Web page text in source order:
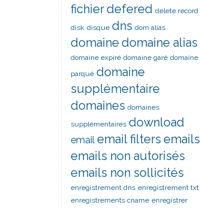
fichierdefered delete record
disk disque dns dom alias
domaine domaine alias
domaine expiré domaine garé domaine
parqué domaine
supplémentaire
domaines domaines
supplémentaires download
email email filters emails
emails non autorisés
emails non sollicités
enregistrement dns enregistrement txt
enregistrements cname enregistrer